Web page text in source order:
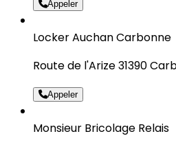
Appeler
Locker Auchan Carbonne
Route de l'Arize 31390
Appeler
Monsieur Bricolage Relais